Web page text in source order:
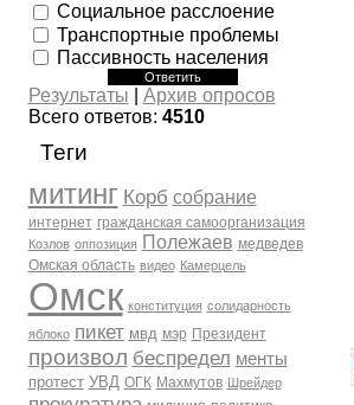
Социальное расслоение
Транспортные проблемы
Пассивность населения
Результаты
Архив опросов
Всего ответов: 4510
Теги
митинг Корб собрание
интернет гражданская самоорганизация
Козлов оппозиция Полежаев медведев
Омская область видео Камерцель
Омск конституция солидарность
яблоко пикет мвд мэр Президент
произвол беспредел менты
протест УВД ОГК Махмутов Шрейдер